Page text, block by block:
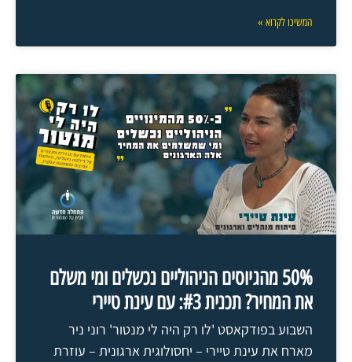
המשיכו לקרוא »
50% מהגיוסים הניהוליים נכשלים ומי משלם
את המחיר? תכנית #3: עם עינת טיירי
השבוע בפודקאסט 'לו רק היה לי מנטור' רוני ניר
מארח את עינת טיירי – יחסולוגית ארגונית – עוזרת